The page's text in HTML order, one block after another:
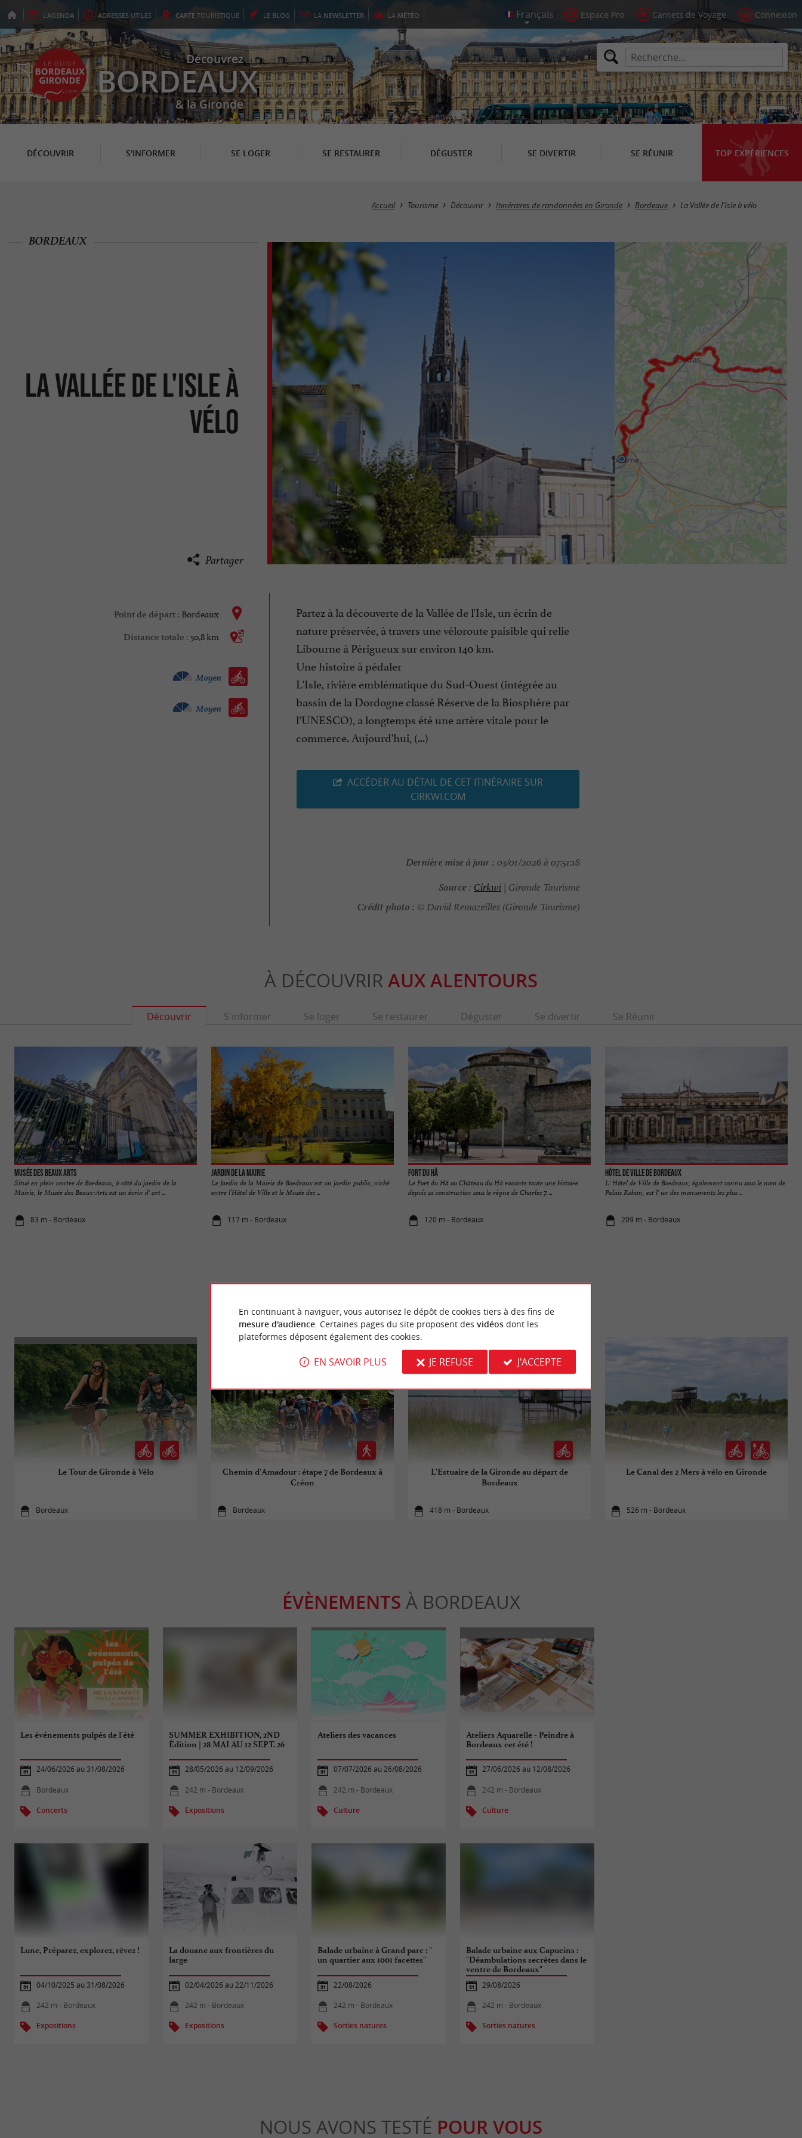
L'AGENDA ADRESSES UTILES CARTE TOURISTIQUE LE BLOG LA NEWSLETTER LA MÉTÉO Espace Pro Carnets de Voyage Connexion
Découvrez
BORDEAUX
& la Gironde
DÉCOUVRIR S'INFORMER SE LOGER SE RESTAURER DÉGUSTER SE DIVERTIR SE RÉUNIR TOP EXPÉRIENCES
Accueil Tourisme Découvrir Itinéraires de randonnées en Gironde Bordeaux La Vallée de l'Isle à vélo
La Vallée de l'Isle à
vélo
BORDEAUX
Partager
Point de départ : Bordeaux
Distance totale : 50,8 km
Vélo vtc :
Moyen
Vélo / route :
Moyen
Partez à la découverte de la Vallée de l'Isle, un écrin de
nature préservée, à travers une véloroute paisible qui relie
Libourne à Périgueux sur environ 140 km.
Une histoire à pédaler
L'Isle, rivière emblématique du Sud-Ouest (intégrée au
bassin de la Dordogne classé Réserve de la Biosphère par
l’UNESCO), a longtemps été une artère vitale pour le
commerce. Aujourd'hui, (...)
ACCÉDER AU DÉTAIL DE CET ITINÉRAIRE SUR
CIRKWI.COM
Dernière mise à jour : 03/01/2026 à 07:51:18
Source : Cirkwi| Gironde Tourisme
Crédit photo : © David Remazeilles (Gironde Tourisme)
À DÉCOUVRIR AUX ALENTOURS
Découvrir S'informer Se loger Se restaurer Déguster Se divertir Se Réunir
Musée des Beaux Arts
Situé en plein centre de Bordeaux, à côté du jardin de la
Mairie, le Musée des Beaux-Arts est un écrin d' art ...
83 m - Bordeaux
Jardin de la Mairie
Le Jardin de la Mairie de Bordeaux est un jardin public, niché
entre l’Hôtel de Ville et le Musée des ...
117 m - Bordeaux
Fort du Hâ
Le Fort du Hâ ou Château du Hâ raconte toute une histoire
depuis sa construction sous le règne de Charles 7. ...
120 m - Bordeaux
Hôtel de Ville de Bordeaux
L' Hôtel de Ville de Bordeaux, également connu sous le nom de
Palais Rohan, est l' un des monuments les plus ...
209 m - Bordeaux
VOUS AIMEREZAUSSI
Le Tour de Gironde à Vélo
Bordeaux
Chemin d'Amadour : étape 7 de Bordeaux à
Créon
Bordeaux
L'Estuaire de la Gironde au départ de
Bordeaux
418 m - Bordeaux
Le Canal des 2 Mers à vélo en Gironde
526 m - Bordeaux
ÉVÈNEMENTS À BORDEAUX
Les événements pulpés de l'été
24/06/2026 au 31/08/2026
Bordeaux
Concerts
SUMMER EXHIBITION, 2ND
Édition | 28 MAI AU 12 SEPT. 26
28/05/2026 au 12/09/2026
242 m - Bordeaux
Expositions
Ateliers des vacances
07/07/2026 au 26/08/2026
242 m - Bordeaux
Culture
Ateliers Aquarelle - Peindre à
Bordeaux cet été !
27/06/2026 au 12/08/2026
242 m - Bordeaux
Culture
Lune, Préparez, explorez, rêvez !
04/10/2025 au 31/08/2026
242 m - Bordeaux
Expositions
La douane aux frontières du
large
02/04/2026 au 22/11/2026
242 m - Bordeaux
Expositions
Balade urbaine à Grand parc : "
un quartier aux 1001 facettes"
22/08/2026
242 m - Bordeaux
Sorties natures
Balade urbaine aux Capucins :
"Déambulations secrètes dans le
ventre de Bordeaux"
29/08/2026
242 m - Bordeaux
Sorties natures
NOUS AVONS TESTÉ POUR VOUS
En continuant à naviguer, vous autorisez le dépôt de cookies tiers à des fins de
mesure d'audience. Certaines pages du site proposent des vidéosdont les
plateformes déposent également des cookies.
EN SAVOIR PLUS JE REFUSE J'ACCEPTE